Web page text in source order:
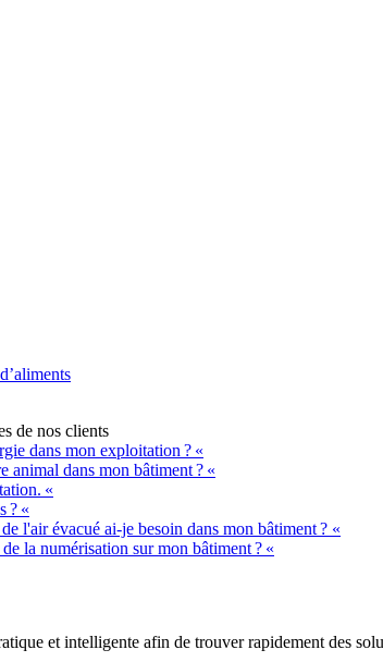
de nos clients
dans mon exploitation ? «
animal dans mon bâtiment ? «
«
? «
l'air évacué ai-je besoin dans mon bâtiment ? «
la numérisation sur mon bâtiment ? «
et intelligente afin de trouver rapidement des